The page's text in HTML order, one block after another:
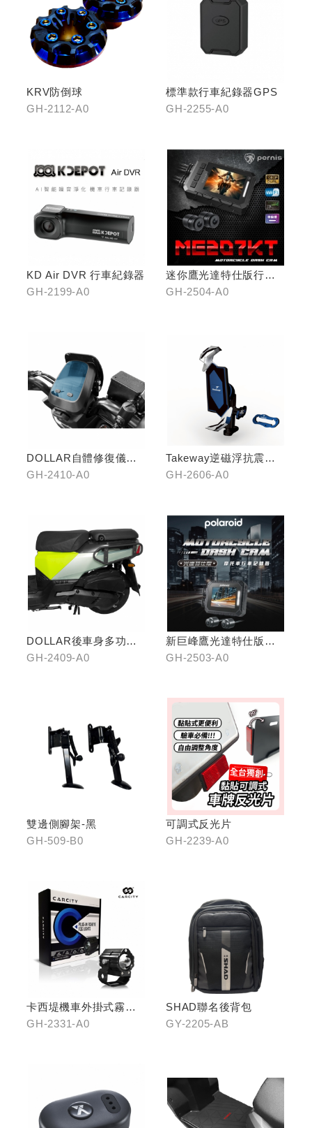
KRV防倒球
GH-2112-A0
標準款行車紀錄器GPS
GH-2255-A0
KD Air DVR 行車紀錄器
GH-2199-A0
迷你鷹光達特仕版行車
記錄器
GH-2504-A0
DOLLAR自體修復儀表
犀牛皮
GH-2410-A0
Takeway逆磁浮抗震手
機架
GH-2606-A0
DOLLAR後車身多功能
置物架
GH-2409-A0
新巨峰鷹光達特仕版行
車紀錄器
GH-2503-A0
雙邊側腳架-黑
GH-509-B0
可調式反光片
GH-2239-A0
卡西堤機車外掛式霧燈
組(雙燈)
GH-2331-A0
SHAD聯名後背包
GY-2205-AB